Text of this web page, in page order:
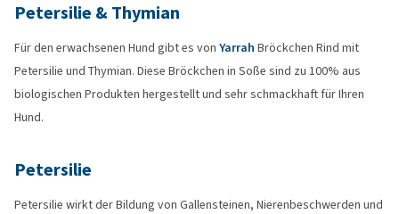
Petersilie & Thymian
Für den erwachsenen Hund gibt es von Yarrah Bröckchen Rind mit
Petersilie und Thymian. Diese Bröckchen in Soße sind zu 100% aus
biologischen Produkten hergestellt und sehr schmackhaft für Ihren
Hund.
Petersilie
Petersilie wirkt der Bildung von Gallensteinen, Nierenbeschwerden und